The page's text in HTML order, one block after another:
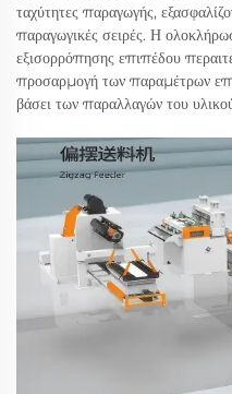
ταχύτητες παραγωγής,
παραγωγικές σειρές. Η
εξισορρόπησης επιπέδου
προσαρμογή των παραμέτρων
βάσει των παραλλαγών του